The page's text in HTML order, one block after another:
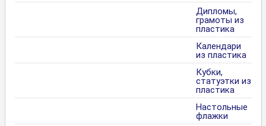
Дипломы,
грамоты из
пластика
Календари
из пластика
Кубки,
статуэтки из
пластика
Настольные
флажки